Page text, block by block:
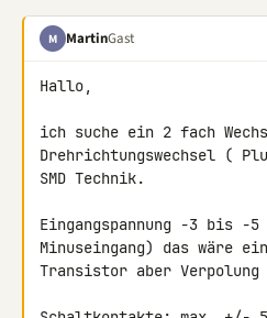
M MartinGast
Hallo,
ich suche ein 2 fach
Drehrichtungswechsel (
SMD Technik.
Eingangspannung -3 bis -
Minuseingang) das wäre ein
Transistor aber Verpolung